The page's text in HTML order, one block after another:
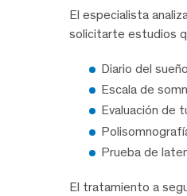
El especialista
solicitarte estudios
Diario del
Escala de
Evaluación de
Prueba de
El tratamiento a